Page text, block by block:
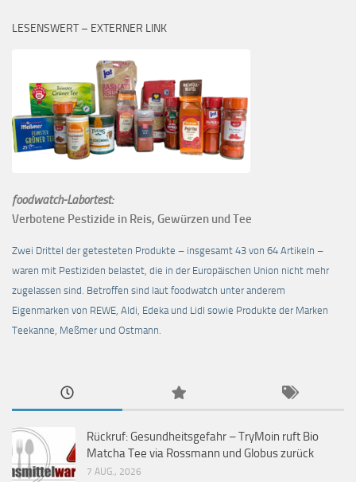
LESENSWERT – EXTERNER LINK
foodwatch-Labortest:
Verbotene Pestizide in Reis, Gewürzen und Tee
Zwei Drittel der getesteten Produkte – insgesamt 43 von 64 Artikeln –
waren mit Pestiziden belastet, die in der Europäischen Union nicht mehr
zugelassen sind. Betroffen sind laut foodwatch unter anderem
Eigenmarken von REWE, Aldi, Edeka und Lidl sowie Produkte der Marken
Teekanne, Meßmer und Ostmann.
Rückruf: Gesundheitsgefahr – TryMoin ruft Bio
Matcha Tee via Rossmann und Globus zurück
7 AUG., 2026